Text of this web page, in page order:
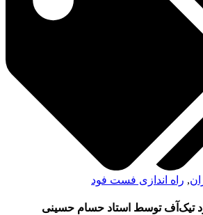
, راه اندازی فست فود
تیک‌آف توسط استاد حسام حسینی